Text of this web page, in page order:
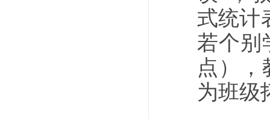
式统计
若个别
点）
为班级